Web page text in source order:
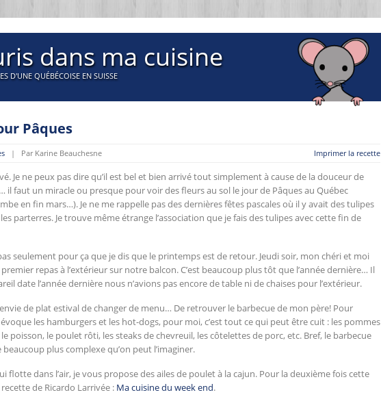
dans ma cuisine
D'UNE QUÉBÉCOISE EN SUISSE
Pâques
Imprimer la recette
| Par Karine Beauchesne
Je ne peux pas dire qu’il est bel et bien arrivé tout simplement à cause de la douceur de
il faut un miracle ou presque pour voir des fleurs au sol le jour de Pâques au Québec
en fin mars…). Je ne me rappelle pas des dernières fêtes pascales où il y avait des tulipes
parterres. Je trouve même étrange l’association que je fais des tulipes avec cette fin de
seulement pour ça que je dis que le printemps est de retour. Jeudi soir, mon chéri et moi
repas à l’extérieur sur notre balcon. C’est beaucoup plus tôt que l’année dernière… Il
date l’année dernière nous n’avions pas encore de table ni de chaises pour l’extérieur.
de plat estival de changer de menu… De retrouver le barbecue de mon père! Pour
les hamburgers et les hot-dogs, pour moi, c’est tout ce qui peut être cuit : les pommes
poisson, le poulet rôti, les steaks de chevreuil, les côtelettes de porc, etc. Bref, le barbecue
plus complexe qu’on peut l’imaginer.
flotte dans l’air, je vous propose des ailes de poulet à la cajun. Pour la deuxième fois cette
de Ricardo Larrivée : Ma cuisine du week end.